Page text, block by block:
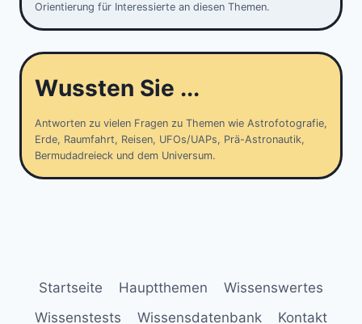
Orientierung für Interessierte an diesen Themen.
Wussten Sie ...
Antworten zu vielen Fragen zu Themen wie Astrofotografie,
Erde, Raumfahrt, Reisen, UFOs/UAPs, Prä-Astronautik,
Bermudadreieck und dem Universum.
Startseite Hauptthemen
Wissenswertes
Wissenstests
Wissensdatenbank Kontakt